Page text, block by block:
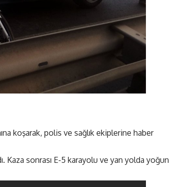
koşarak, polis ve sağlık ekiplerine haber
Kaza sonrası E-5 karayolu ve yan yolda yoğun